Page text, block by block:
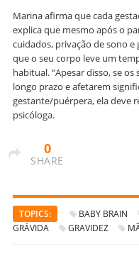
Marina afirma que cada
explica que mesmo após o
cuidados, privação de sono
que o seu corpo leve um
habitual. “Apesar disso, se
longo prazo e afetarem
gestante/puérpera, ela deve
psicóloga.
0
SHARE
TOPICS: BABY BRAIN
GRÁVIDA
GRAVIDEZ